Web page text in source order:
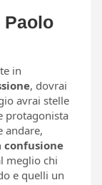
in
, dovrai
avrai stelle
protagonista
andare,
confusione
meglio chi
e quelli un